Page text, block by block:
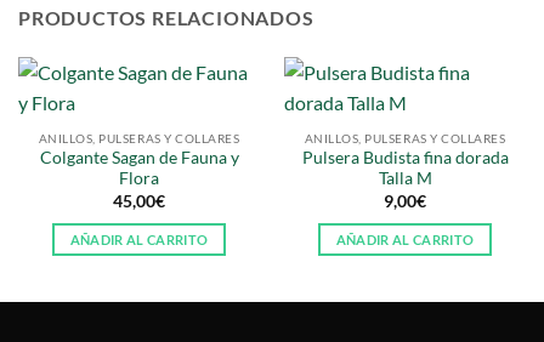
PRODUCTOS RELACIONADOS
ANILLOS, PULSERAS Y COLLARES
Colgante Sagan de Fauna y
Flora
45,00€
AÑADIR AL CARRITO
ANILLOS, PULSERAS Y COLLARES
Pulsera Budista fina dorada
Talla M
9,00€
AÑADIR AL CARRITO